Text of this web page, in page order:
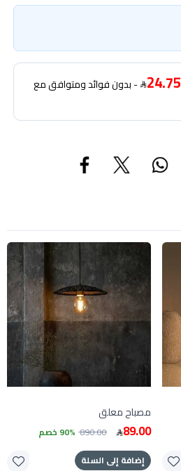
24.75 - بدون فوائد ومتوافق مع
مصباح معلق
89.00
890.00 90% خصم
إضافة إلى السلة